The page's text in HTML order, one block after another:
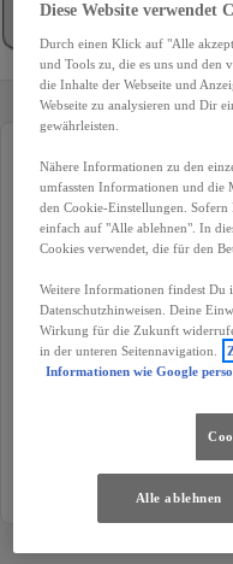
fix 7,49% |Effektiver
Erstzulassung
05-2019
Treibstoff
Leistung
85 kW (115 PS)
Türen
Diese Website verwendet
Durch einen Klick auf "Alle
und Tools zu, die es uns und den
die Inhalte der Webseite und
Webseite zu analysieren und Dir
gewährleisten.
Nähere Informationen zu den
umfassten Informationen und
den Cookie-Einstellungen.
einfach auf "Alle ablehnen". In
Cookies verwendet, die für den
Weitere Informationen findest Du
Datenschutzhinweisen. Deine
Wirkung für die Zukunft
in der unteren Seitennavigation.
Informationen wie Google
Alle ablehnen